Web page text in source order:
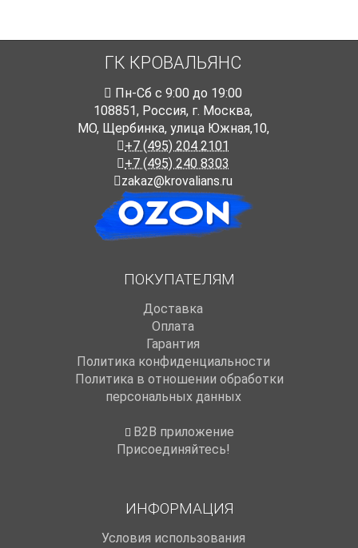
ГК КРОВАЛЬЯНС
Пн-Cб с 9:00 до 19:00
108851, Россия, г. Москва,
МО, Щербинка, улица Южная,10,
+7 (495) 204 2101
+7 (495) 240 8303
zakaz@krovalians.ru
ПОКУПАТЕЛЯМ
Доставка
Оплата
Гарантия
Политика конфиденциальности
Политика в отношении обработки
персональных данных
B2B приложение
Присоединяйтесь!
ИНФОРМАЦИЯ
Условия использования